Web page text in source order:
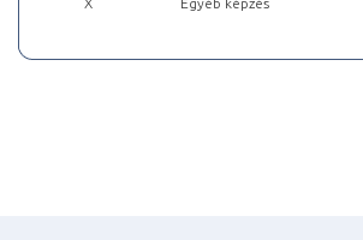
X
Egyéb képzés